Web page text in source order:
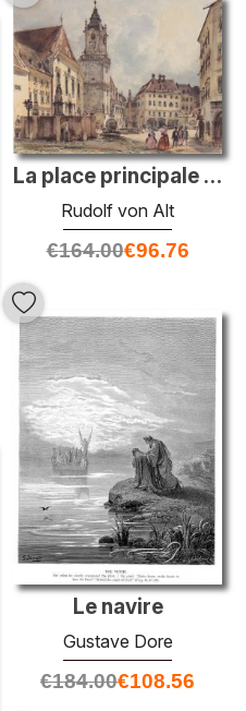
La place principale de Bratislava
Rudolf von Alt
€164.00€96.76
Le navire
Gustave Dore
€184.00€108.56